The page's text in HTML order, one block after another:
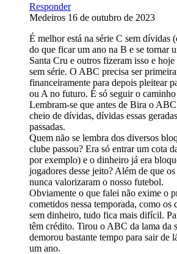
Responder
Medeiros 16 de outubro de 2023
É melhor está na série C sem dívidas
do que ficar um ano na B e se tornar
Santa Cru e outros fizeram isso e hoje
sem série. O ABC precisa ser
financeiramente para depois pleitear
ou A no futuro. É só seguir o
Lembram-se que antes de Bira o
cheio de dívidas, dívidas essas
passadas.
Quem não se lembra dos diversos
clube passou? Era só entrar um cota
por exemplo) e o dinheiro já era
jogadores desse jeito? Além de que
nunca valorizaram o nosso futebol.
Obviamente o que falei não exime o
cometidos nessa temporada, como os
sem dinheiro, tudo fica mais difícil.
têm crédito. Tirou o ABC da lama da
demorou bastante tempo para sair de
um ano.